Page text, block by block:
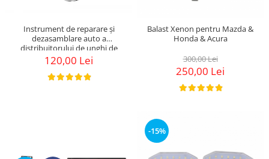
Instrument de reparare și
dezasamblare auto a
distribuitorului de unghi de
elevație
120,00 Lei
Balast Xenon pentru Mazda &
Honda & Acura
300,00 Lei
250,00 Lei
-15%